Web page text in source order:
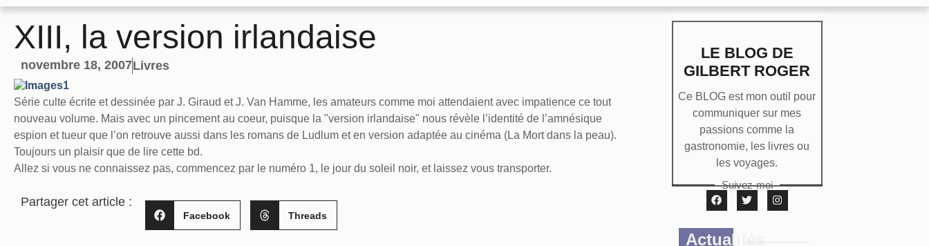
XIII, la version irlandaise
novembre 18, 2007Livres
Série culte écrite et dessinée par J. Giraud et J. Van Hamme, les amateurs comme moi attendaient avec impatience ce tout
nouveau volume. Mais avec un pincement au coeur, puisque la "version irlandaise" nous révèle l’identité de l’amnésique
espion et tueur que l’on retrouve aussi dans les romans de Ludlum et en version adaptée au cinéma (La Mort dans la peau).
Toujours un plaisir que de lire cette bd.
Allez si vous ne connaissez pas, commencez par le numéro 1, le jour du soleil noir, et laissez vous transporter.
Partager cet article :
Facebook Threads
LE BLOG DE
GILBERT ROGER
Ce BLOG est mon outil pour
communiquer sur mes
passions comme la
gastronomie, les livres ou
les voyages.
Suivez-moi
Actualités